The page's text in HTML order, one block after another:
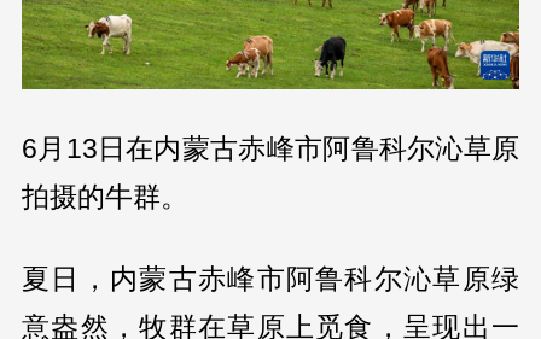
6月13日在内蒙古赤峰市阿鲁科尔沁草原
拍摄的牛群。
夏日，内蒙古赤峰市阿鲁科尔沁草原绿
意盎然，牧群在草原上觅食，呈现出一